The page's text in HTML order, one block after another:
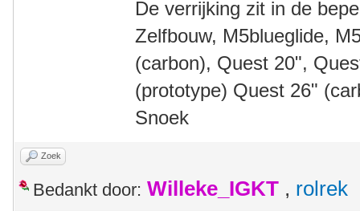
De verrijking zit in de
Zelfbouw, M5blueglide,
(carbon), Quest 20",
(prototype) Quest 26"
Snoek
Zoek
Bedankt door: Willeke_IGKT , rolrek